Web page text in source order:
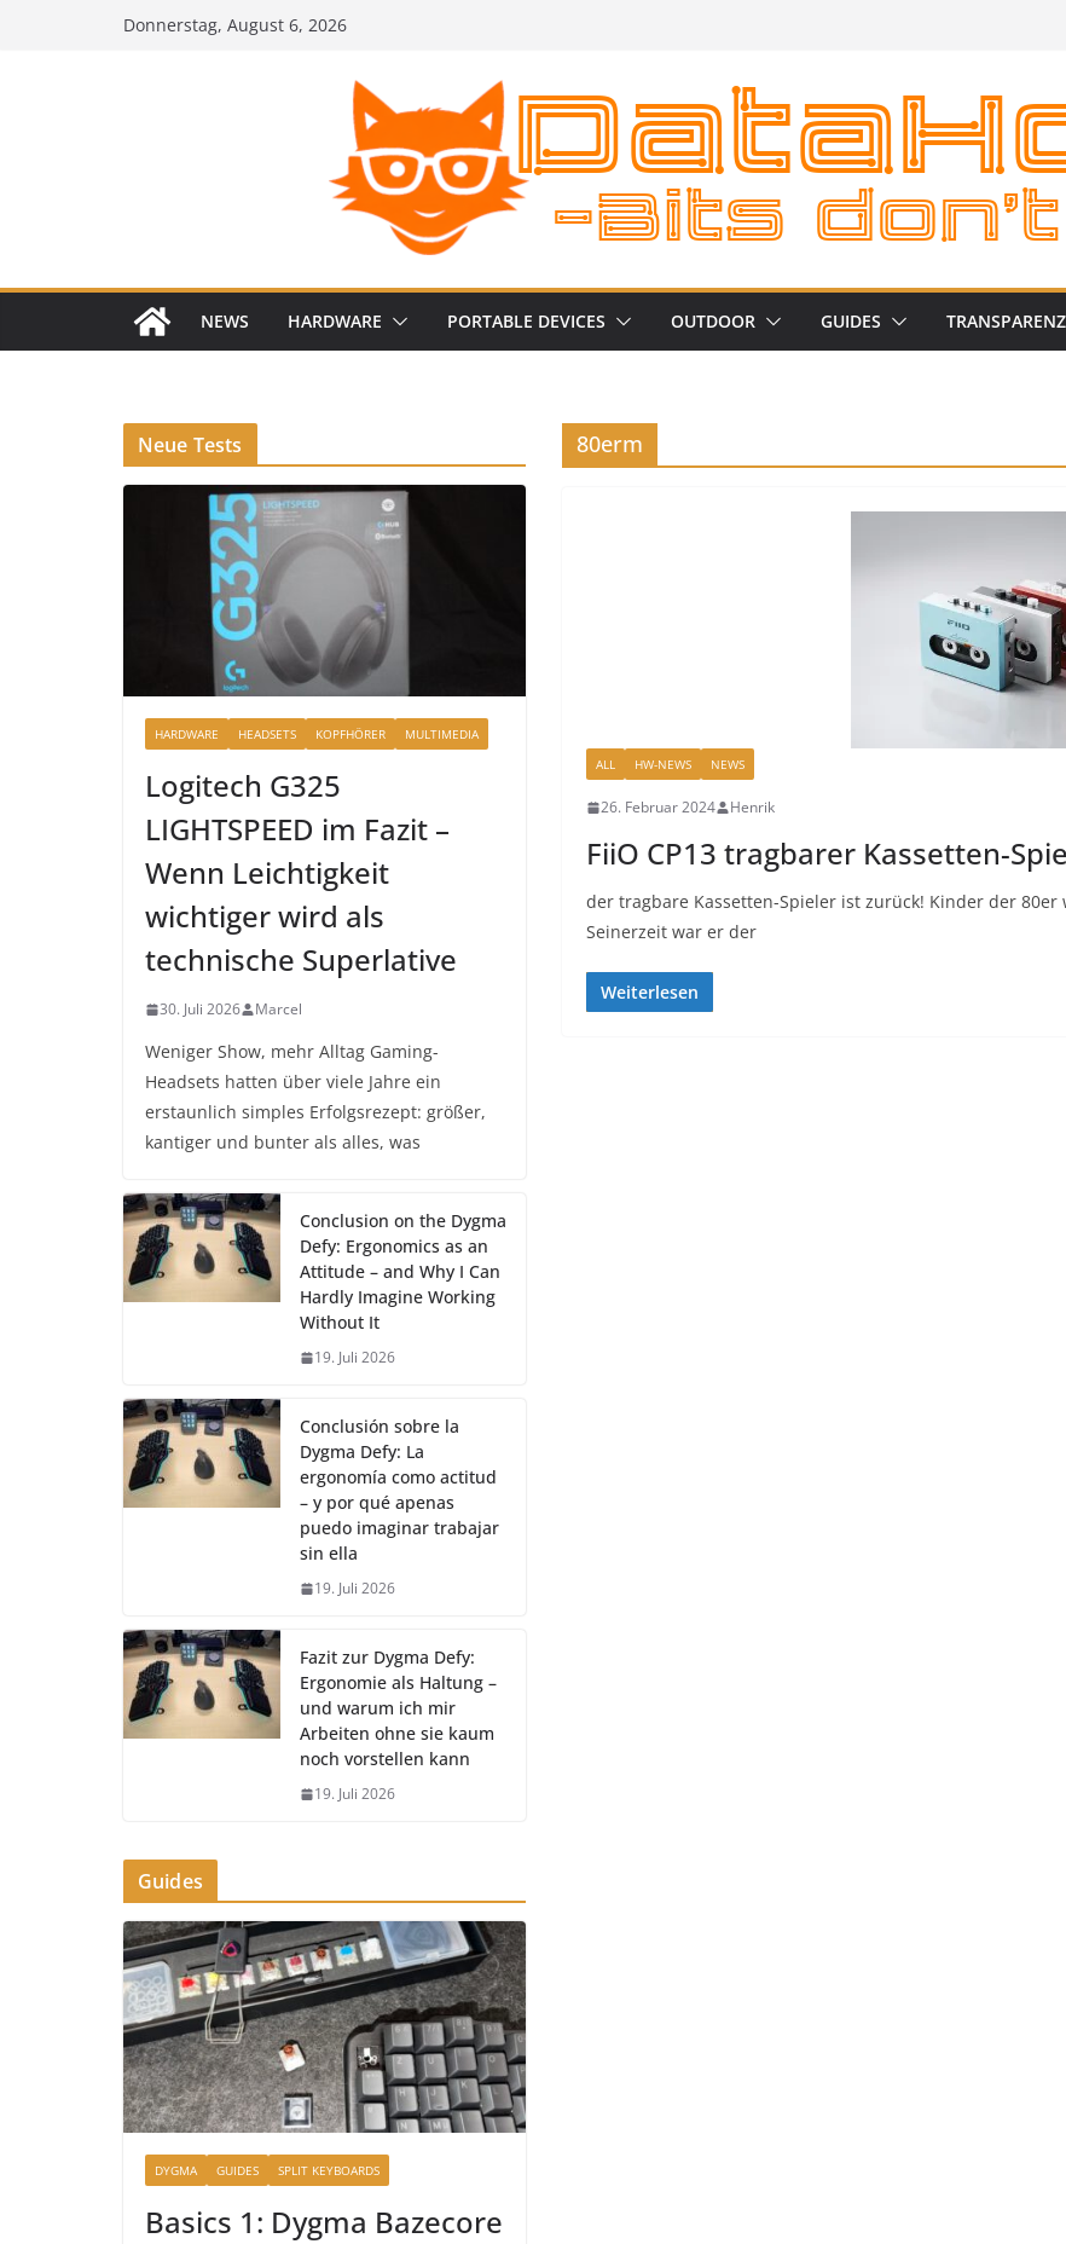
Donnerstag, August 6, 2026
NEWS HARDWARE PORTABLE DEVICES OUTDOOR GUIDES TRANSPARENZ
80erm
ALL HW-NEWS NEWS
26. Februar 2024 Henrik
FiiO CP13 tragbarer Kassetten-
der tragbare Kassetten-Spieler ist zurück! Kinder der
Seinerzeit war er der
Weiterlesen
Neue Tests
HARDWARE HEADSETS KOPFHÖRER MULTIMEDIA
Logitech G325
LIGHTSPEED im Fazit –
Wenn Leichtigkeit
wichtiger wird als
technische Superlative
30. Juli 2026 Marcel
Weniger Show, mehr Alltag Gaming-
Headsets hatten über viele Jahre ein
erstaunlich simples Erfolgsrezept: größer,
kantiger und bunter als alles, was
Conclusion on the Dygma
Defy: Ergonomics as an
Attitude – and Why I Can
Hardly Imagine Working
Without It
19. Juli 2026
Conclusión sobre la
Dygma Defy: La
ergonomía como actitud
– y por qué apenas
puedo imaginar trabajar
sin ella
19. Juli 2026
Fazit zur Dygma Defy:
Ergonomie als Haltung –
und warum ich mir
Arbeiten ohne sie kaum
noch vorstellen kann
19. Juli 2026
Guides
DYGMA GUIDES SPLIT KEYBOARDS
Basics 1: Dygma Bazecore